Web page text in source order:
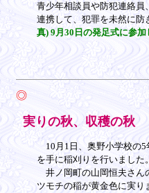
青少年相談員や防犯連絡員
連携して、犯罪を未然に防
真) 9月30日の発足式に参加
◎
実りの秋、収穫の秋
10月1日、奥野小学校の5
を手に稲刈りを行いました。
井ノ岡町の山岡恒夫さん
ツモチの稲が黄金色に実